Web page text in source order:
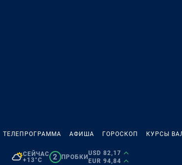
ТЕЛЕПРОГРАММА АФИША ГОРОСКОП КУРСЫ
СЕЙЧАС
+13°C
2 ПРОБКИ
USD 82,17
EUR 94,84